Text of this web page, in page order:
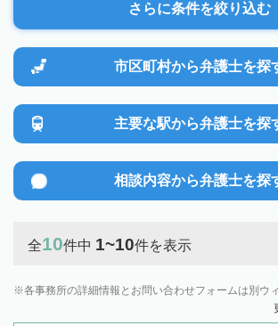
さらに条件を絞り込む
市区町村から弁護士を探
主要な駅から弁護士を探
相談内容から弁護士を探
全10件中 1~10件を表示
各事務所の詳細情報とお問い合わせフォームは別ウ